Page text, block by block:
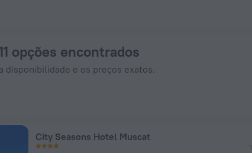
opções encontrados
disponibilidade e os preços exatos.
City Seasons Hotel Muscat